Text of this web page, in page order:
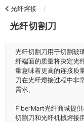
光纤熔接
光纤切割刀
光纤切割刀用于切割玻
纤端面的质量将决定光
量意味着更高的连接质
刀在光纤熔接过程中非
需求。
FiberMart光纤商城提
切割刀和光纤机械熔接